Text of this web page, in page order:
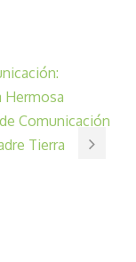
Hermosa
Comunicación
Tierra